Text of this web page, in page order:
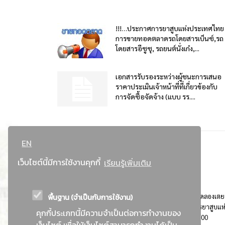
EN
เว็บไซต์นี้มีการใช้งานคุกกี้ เรียนรู้เพิ่มเติม
พื้นฐาน (จำเป็นกับการใช้งาน)
คุกกี้ประเภทนี้มีความจำเป็นต่อการทำงานของ
!!!…ประกาศการยาสูบแห่งประเทศไทย
การขายทอดตลาดรถโดยสารเบ็นซ์,รถ
โดยสารอีซูซุ, รถยนต์นั่งเก๋ง,...
เอกสารรับรองระหว่างผู้ชนะการเสนอ
ราคาประเมินเจ้าหน้าที่ที่เกี่ยวข้องกับ
การจัดซื้อจัดจ้าง (แบบ รร....
ที่อยู่ : 184 ถนนพระรามที่ 4 แขวงคลองเตย เขตคลองเตย
กรุงเทพมหานคร 10110 ติดต่อประชาสัมพันธ์ การยาสูบแ
ประเทศไทย Call center โทร. 0-2229-1000